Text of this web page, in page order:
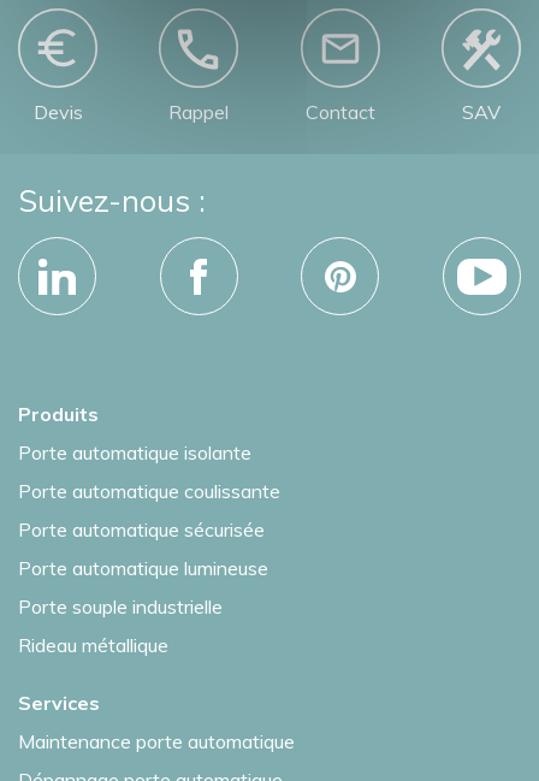
Devis Rappel Contact SAV
Suivez-nous :
Produits
Porte automatique isolante
Porte automatique coulissante
Porte automatique sécurisée
Porte automatique lumineuse
Porte souple industrielle
Rideau métallique
Services
Maintenance porte automatique